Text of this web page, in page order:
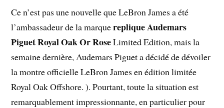
Ce n’est pas une nouvelle que LeBron James a été
l’ambassadeur de la marquereplique Audemars
Piguet Royal Oak Or RoseLimited Edition, mais la
semaine dernière, Audemars Piguet a décidé de dévoiler
la montre officielle LeBron James en édition limitée
Royal Oak Offshore. ). Pourtant, toute la situation est
remarquablement impressionnante, en particulier pour